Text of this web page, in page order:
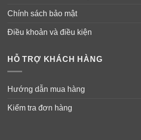
trước.
Chính sách bảo mật
Điều khoản và điều kiện
HỖ TRỢ KHÁCH HÀNG
Hướng dẫn mua hàng
Kiểm tra đơn hàng